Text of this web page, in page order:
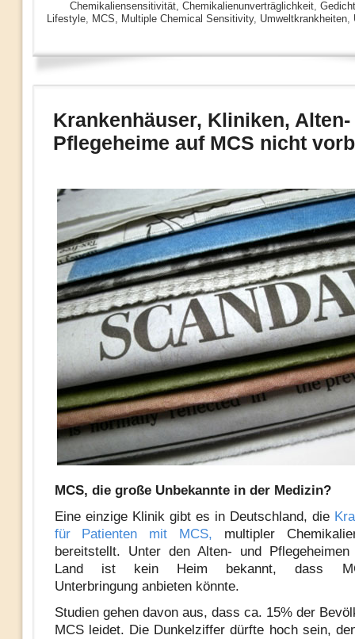
Chemikaliensensitivität, Chemikalienunverträglichkeit,
Lifestyle, MCS, Multiple Chemical Sensitivity, Umweltkrankheiten,
Krankenhäuser, Kliniken, Alten-
Pflegeheime auf MCS nicht
MCS, die große Unbekannte in der Medizin?
Eine einzige Klinik gibt es in Deutschland, die
für Patienten mit MCS, multipler
bereitstellt. Unter den Alten- und
Land ist kein Heim bekannt, dass
Unterbringung anbieten könnte.
Studien gehen davon aus, dass ca. 15% der
MCS leidet. Die Dunkelziffer dürfte hoch sein,